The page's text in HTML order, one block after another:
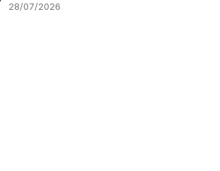
28/07/2026